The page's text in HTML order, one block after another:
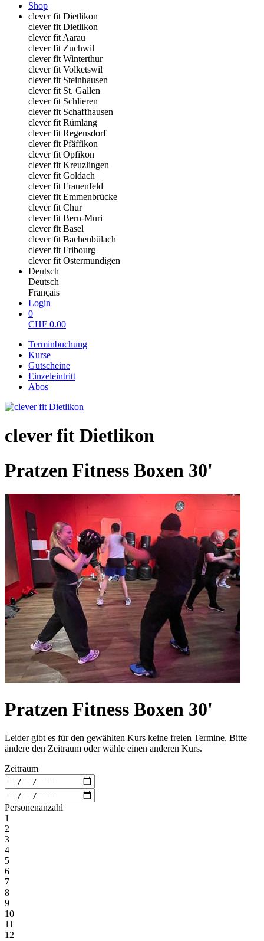
Shop
clever fit Dietlikon
clever fit Dietlikon
clever fit Aarau
clever fit Zuchwil
clever fit Winterthur
clever fit Volketswil
clever fit Steinhausen
clever fit St. Gallen
clever fit Schlieren
clever fit Schaffhausen
clever fit Rümlang
clever fit Regensdorf
clever fit Pfäffikon
clever fit Opfikon
clever fit Kreuzlingen
clever fit Goldach
clever fit Frauenfeld
clever fit Emmenbrücke
clever fit Chur
clever fit Bern-Muri
clever fit Basel
clever fit Bachenbülach
clever fit Fribourg
clever fit Ostermundigen
Deutsch
Deutsch
Français
Login
0
CHF 0.00
Terminbuchung
Kurse
Gutscheine
Einzeleintritt
Abos
clever fit Dietlikon
Pratzen Fitness Boxen 30'
Pratzen Fitness Boxen 30'
Leider gibt es für den gewählten Kurs keine freien Termine. Bitte
ändere den Zeitraum oder wähle einen anderen Kurs.
Zeitraum
Personenanzahl
1
2
3
4
5
6
7
8
9
10
11
12